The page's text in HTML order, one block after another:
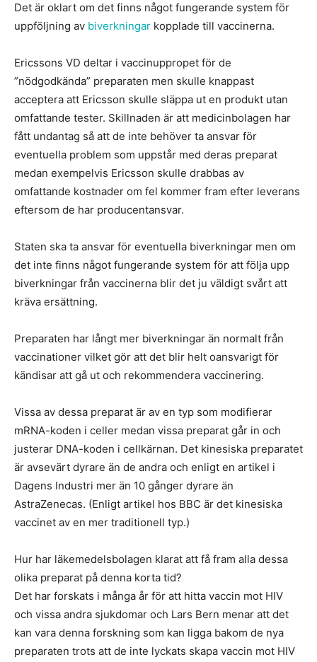
Det är oklart om det finns något fungerande system för
uppföljning av biverkningar kopplade till vaccinerna.
Ericssons VD deltar i vaccinuppropet för de
”nödgodkända” preparaten men skulle knappast
acceptera att Ericsson skulle släppa ut en produkt utan
omfattande tester. Skillnaden är att medicinbolagen har
fått undantag så att de inte behöver ta ansvar för
eventuella problem som uppstår med deras preparat
medan exempelvis Ericsson skulle drabbas av
omfattande kostnader om fel kommer fram efter leverans
eftersom de har producentansvar.
Staten ska ta ansvar för eventuella biverkningar men om
det inte finns något fungerande system för att följa upp
biverkningar från vaccinerna blir det ju väldigt svårt att
kräva ersättning.
Preparaten har långt mer biverkningar än normalt från
vaccinationer vilket gör att det blir helt oansvarigt för
kändisar att gå ut och rekommendera vaccinering.
Vissa av dessa preparat är av en typ som modifierar
mRNA-koden i celler medan vissa preparat går in och
justerar DNA-koden i cellkärnan. Det kinesiska preparatet
är avsevärt dyrare än de andra och enligt en artikel i
Dagens Industri mer än 10 gånger dyrare än
AstraZenecas. (Enligt artikel hos BBC är det kinesiska
vaccinet av en mer traditionell typ.)
Hur har läkemedelsbolagen klarat att få fram alla dessa
olika preparat på denna korta tid?
Det har forskats i många år för att hitta vaccin mot HIV
och vissa andra sjukdomar och Lars Bern menar att det
kan vara denna forskning som kan ligga bakom de nya
preparaten trots att de inte lyckats skapa vaccin mot HIV